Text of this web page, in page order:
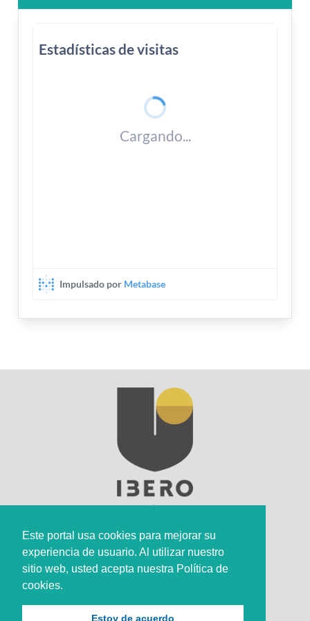
Este portal usa cookies para mejorar su
experiencia de usuario. Al utilizar nuestro
sitio web, usted acepta nuestra Política de
cookies.
Estoy de acuerdo
Sede Principal
Calle 67 #5-27; Bogotá, Colombia.
+57 (601) 742 6582 Opción 1